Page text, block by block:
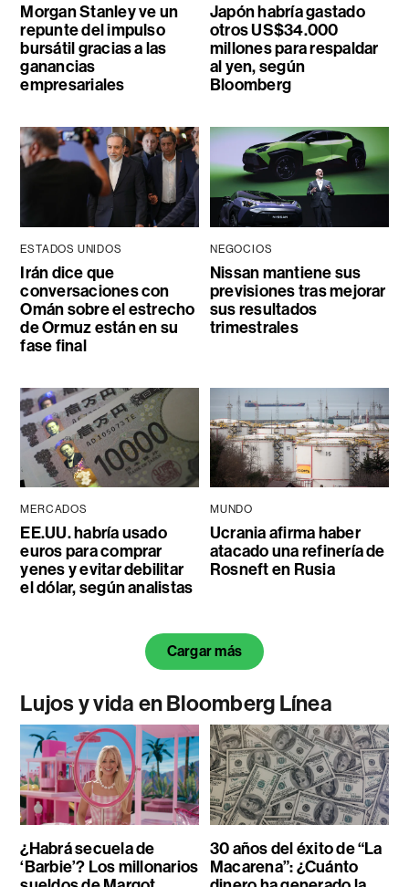
Morgan Stanley ve un
repunte del impulso
bursátil gracias a las
ganancias
empresariales
Japón habría gastado
otros US$34.000
millones para respaldar
al yen, según
Bloomberg
ESTADOS UNIDOS
Irán dice que
conversaciones con
Omán sobre el estrecho
de Ormuz están en su
fase final
NEGOCIOS
Nissan mantiene sus
previsiones tras mejorar
sus resultados
trimestrales
MERCADOS
EE.UU. habría usado
euros para comprar
yenes y evitar debilitar
el dólar, según analistas
MUNDO
Ucrania afirma haber
atacado una refinería de
Rosneft en Rusia
Cargar más
Lujos y vida en Bloomberg Línea
¿Habrá secuela de
‘Barbie’? Los millonarios
30 años del éxito de “La
Macarena”: ¿Cuánto